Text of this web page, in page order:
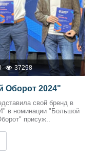
37298
Оборот 2024"
свой бренд в
в номинации "Большой
присуж..